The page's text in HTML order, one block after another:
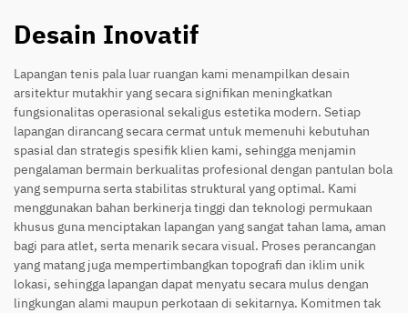
Desain Inovatif
Lapangan tenis pala luar ruangan kami menampilkan desain
arsitektur mutakhir yang secara signifikan meningkatkan
fungsionalitas operasional sekaligus estetika modern. Setiap
lapangan dirancang secara cermat untuk memenuhi kebutuhan
spasial dan strategis spesifik klien kami, sehingga menjamin
pengalaman bermain berkualitas profesional dengan pantulan bola
yang sempurna serta stabilitas struktural yang optimal. Kami
menggunakan bahan berkinerja tinggi dan teknologi permukaan
khusus guna menciptakan lapangan yang sangat tahan lama, aman
bagi para atlet, serta menarik secara visual. Proses perancangan
yang matang juga mempertimbangkan topografi dan iklim unik
lokasi, sehingga lapangan dapat menyatu secara mulus dengan
lingkungan alami maupun perkotaan di sekitarnya. Komitmen tak